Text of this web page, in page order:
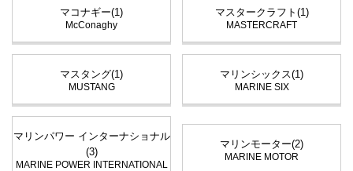
マコナギー(1)
McConaghy
マスタークラフト(1)
MASTERCRAFT
マスタング(1)
MUSTANG
マリンシックス(1)
MARINE SIX
マリンパワー インターナショナル
(3)
MARINE POWER INTERNATIONAL
マリンモーター(2)
MARINE MOTOR